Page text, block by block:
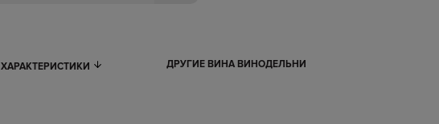
ХАРАКТЕРИСТИКИ ДРУГИЕ ВИНА ВИНОДЕЛЬНИ